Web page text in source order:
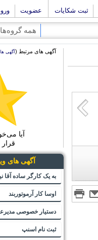
ثبت شکایات عضویت
همه گروه‌ها
آگهی های مرتبط (آگهی
آیا
قرار
آگهی های
به یک کارگر ساده آقا
اوسا کار آرموتوربند
دستیار خصوصی
ثبت نام اسنپ